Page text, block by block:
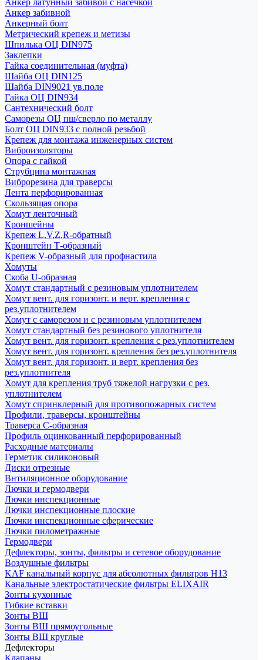
Анкер латунный забивой с насечкой
Анкер забивной
Анкерный болт
Метрический крепеж и метизы
Шпилька ОЦ DIN975
Заклепки
Гайка соединительная (муфта)
Шайба ОЦ DIN125
Шайба DIN9021 ув.поле
Гайка ОЦ DIN934
Сантехнический болт
Саморезы ОЦ пш/сверло по металлу
Болт ОЦ DIN933 с полной резьбой
Крепеж для монтажа инженерных систем
Виброизоляторы
Опора с гайкой
Струбцина монтажная
Виброрезина для траверсы
Лента перфорированная
Скользящая опора
Хомут ленточный
Кроншейны
Крепеж L,V,Z,R-обратный
Кронштейн Т-образный
Крепеж V-образный для профнастила
Хомуты
Скоба U-образная
Хомут стандартный с резиновым уплотнителем
Хомут вент. для горизонт. и верт. крепления с
рез.уплотнителем
Хомут с саморезом и с резиновым уплотнителем
Хомут стандартный без резинового уплотнителя
Хомут вент. для горизонт. крепления с рез.уплотнителем
Хомут вент. для горизонт. крепления без рез.уплотнителя
Хомут вент. для горизонт. и верт. крепления без
рез.уплотнителя
Хомут для крепления труб тяжелой нагрузки с рез.
уплотнителем
Хомут спринклерный для противопожарных систем
Профили, траверсы, кронштейны
Траверса С-образная
Профиль оцинкованный перфорированный
Расходные материалы
Герметик силиконовый
Диски отрезные
Внтиляционное оборудование
Лючки и гермодвери
Лючки инспекционные
Лючки инспекционные плоские
Лючки инспекционные сферические
Лючки пилометражные
Гермодвери
Дефлекторы, зонты, фильтры и сетевое оборудование
Воздушные фильтры
KAF канальный корпус для абсолютных фильтров H13
Канальные электростатические фильтры ELIXAIR
Зонты кухонные
Гибкие вставки
Зонты ВШ
Зонты ВШ прямоугольные
Зонты ВШ круглые
Дефлекторы
Клапаны